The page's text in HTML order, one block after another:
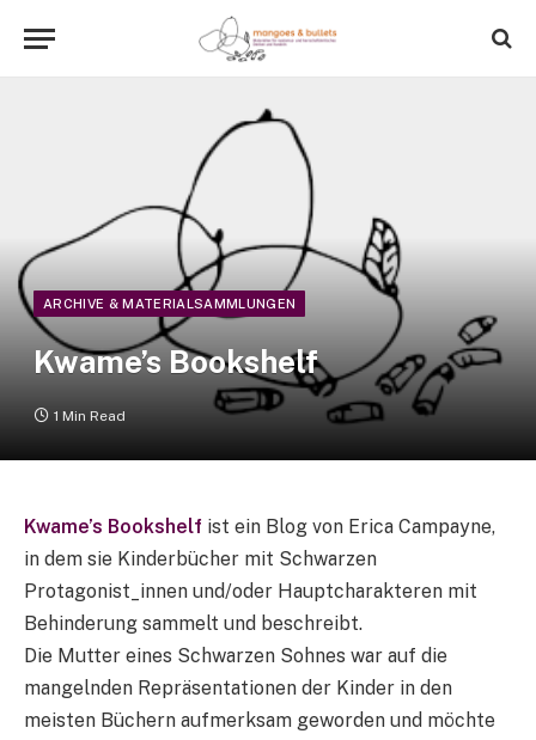
ARCHIVE & MATERIALSAMMLUNGEN
Kwame’s Bookshelf
1 Min Read
Kwame’s Bookshelf ist ein Blog von Erica Campayne,
in dem sie Kinderbücher mit Schwarzen
Protagonist_innen und/oder Hauptcharakteren mit
Behinderung sammelt und beschreibt.
Die Mutter eines Schwarzen Sohnes war auf die
mangelnden Repräsentationen der Kinder in den
meisten Büchern aufmerksam geworden und möchte